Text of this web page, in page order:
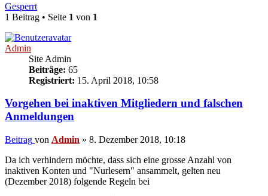
Gesperrt
1 Beitrag • Seite 1 von 1
Admin
Site Admin
Beiträge: 65
Registriert: 15. April 2018, 10:58
Vorgehen bei inaktiven Mitgliedern und falschen
Anmeldungen
Beitrag von Admin » 8. Dezember 2018, 10:18
Da ich verhindern möchte, dass sich eine grosse Anzahl von
inaktiven Konten und "Nurlesern" ansammelt, gelten neu
(Dezember 2018) folgende Regeln bei